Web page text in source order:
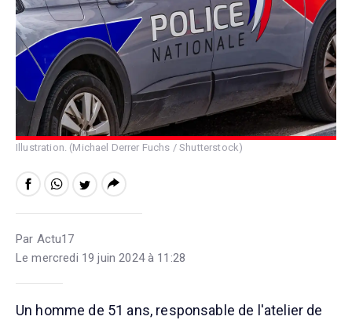
Illustration. (Michael Derrer Fuchs / Shutterstock)
Par Actu17
Le mercredi 19 juin 2024 à 11:28
Un homme de 51 ans, responsable de l'atelier de